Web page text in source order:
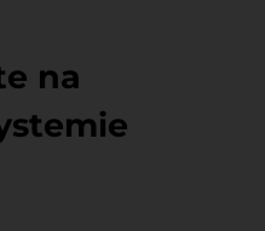
na